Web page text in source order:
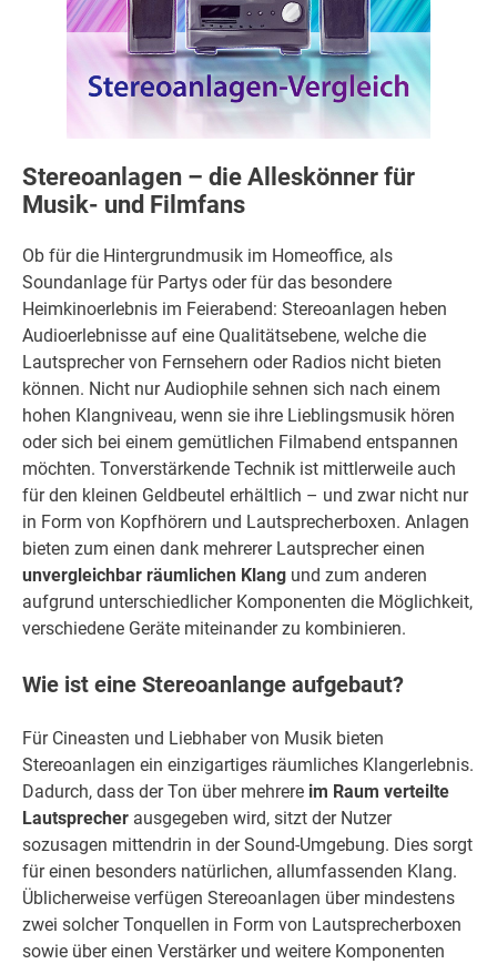
Stereoanlagen – die Alleskönner für
Musik- und Filmfans
Ob für die Hintergrundmusik im Homeoffice, als
Soundanlage für Partys oder für das besondere
Heimkinoerlebnis im Feierabend: Stereoanlagen heben
Audioerlebnisse auf eine Qualitätsebene, welche die
Lautsprecher von Fernsehern oder Radios nicht bieten
können. Nicht nur Audiophile sehnen sich nach einem
hohen Klangniveau, wenn sie ihre Lieblingsmusik hören
oder sich bei einem gemütlichen Filmabend entspannen
möchten. Tonverstärkende Technik ist mittlerweile auch
für den kleinen Geldbeutel erhältlich – und zwar nicht nur
in Form von Kopfhörern und Lautsprecherboxen. Anlagen
bieten zum einen dank mehrerer Lautsprecher einen
unvergleichbar räumlichen Klang und zum anderen
aufgrund unterschiedlicher Komponenten die Möglichkeit,
verschiedene Geräte miteinander zu kombinieren.
Wie ist eine Stereoanlange aufgebaut?
Für Cineasten und Liebhaber von Musik bieten
Stereoanlagen ein einzigartiges räumliches Klangerlebnis.
Dadurch, dass der Ton über mehrere im Raum verteilte
Lautsprecher ausgegeben wird, sitzt der Nutzer
sozusagen mittendrin in der Sound-Umgebung. Dies sorgt
für einen besonders natürlichen, allumfassenden Klang.
Üblicherweise verfügen Stereoanlagen über mindestens
zwei solcher Tonquellen in Form von Lautsprecherboxen
sowie über einen Verstärker und weitere Komponenten